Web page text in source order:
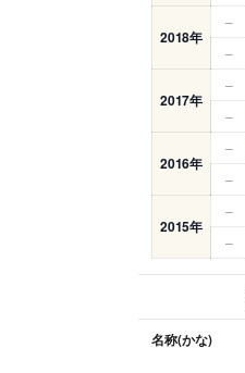
2018年
–
–
2017年
–
–
2016年
–
–
2015年
–
–
名称(かな)